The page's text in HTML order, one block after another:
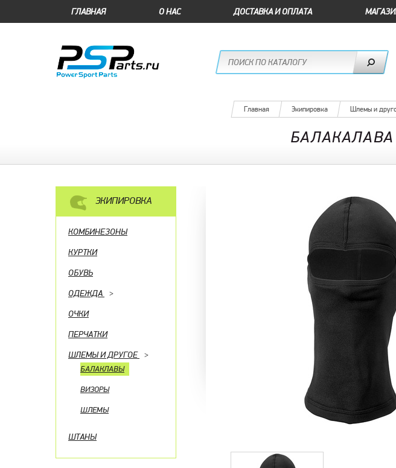
ГЛАВНАЯ О НАС ДОСТАВКА И ОПЛАТА
Главная Экипировка Шлемы и
БАЛАКАЛАВА
ЭКИПИРОВКА
КОМБИНЕЗОНЫ
КУРТКИ
ОБУВЬ
ОДЕЖДА
>
ОЧКИ
ПЕРЧАТКИ
ШЛЕМЫ И ДРУГОЕ >
БАЛАКЛАВЫ
ВИЗОРЫ
ШЛЕМЫ
ШТАНЫ